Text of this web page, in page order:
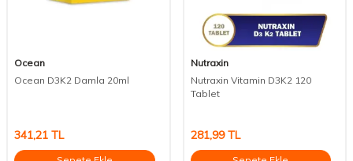
Ocean
Ocean D3K2 Damla 20ml
341,21 TL
Nutraxin
Nutraxin Vitamin D3K2 120
Tablet
281,99TL